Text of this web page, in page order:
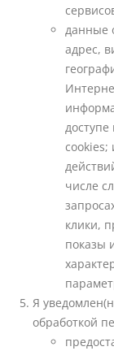
данные
адрес,
cookies;
числе
клики,
показы
Я
обработкой